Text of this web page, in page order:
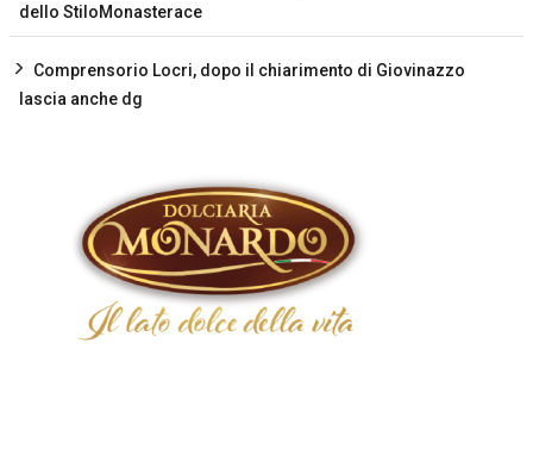
dello StiloMonasterace
Comprensorio Locri, dopo il chiarimento di Giovinazzo
lascia anche dg